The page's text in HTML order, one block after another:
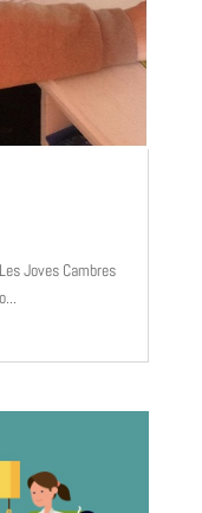
Joves Cambres